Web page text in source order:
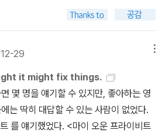
있다.계속 손을 잡고 있다면 든든하고 불
힌 상태 혹은 누군가를 잡은 상태로는 무
가는데는 자유로운 두 손이 필요하다.그
할 수도 있고 서로 잡은 손을 언제 놓아
지 못해 눈치만 보고 있는 경우도 있다.잡
.초원이가 걱정하는 엄마의 손을 놓고 혼
에서 혼자 달려올 초원이를 믿고 기다리
더 단단히 만들고 우리를 성장하게 한
. <헤마와 코쉭>에는 특히 미국인이지만
자의 삶,타국에서 정착하기 위해 겪었을
그렸다.글이라는 것이, 참 묘하다는 생
음 만나는 작가였고, 작가에 대한 정보도
상 수상 작가인사실도 몰랐다.‘그저 좋은
오래도록 좋은 관계를 유지하고 싶은사람
했다.
서 사랑이 싹트기도 하지만, 결국 미국여
편입하기 위해 동족과 만나는 것을 멀리하
한 인생만은 아니었을 것이다 (지옥-천
키워보겠다며 미국적인 것만을 제공하
한 누나 수드하는 어느 새 똑똑했던 동생
점 변해가는 모습에 두려움을 느끼며 자
없었다 (그저 좋은 사람) . 헤마와 코쉭의
까지 엄마가 가진 질투를 이해하고 보
에 든다. 실연당한 딸을 위해 자신의 상처
.결혼을 했지만 여자의 마음은 늘 사랑
보면 흔들리기도 하고 그런 것이 아닐까
하는 여자의 결혼식에 초대되어 부인과
건, 아밋의 솔직한 이야기가 인상적이었
혼 생활은......' '사라졌어요.' '그냥 사라
가는 일어나는 일이겠죠.'라고 얘기하는
. <밀크맨>은 내가 고른 책모임 책이라
많을 줄 알고 전자책으로 사 왔는데 별로
이 남아도 책은 못 읽을 것 같은 느낌? <
심정으로 샀다. 사실 곽아람 작가를 내가
뒀다가 읽다 만 것도 있지만 유명하고
내줘야 사람들이 더 많이 알게 될 것 아
지의 과정을 인스타그램에서 좀 봤었는
29
it might fix things.
몇 명을 얘기할 수 있지만, 좋아하는 영
는 딱히 대답할 수 있는 사람이 없었다.
를 얘기했었다. <마이 오운 프라이비트